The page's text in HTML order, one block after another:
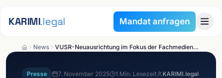
KARIMI.legal Mandat anfragen
News VUSR-Neuausrichtung im Fokus der Fachmedien: Ein Meilenstein für den Reisevertrieb
Presse 7. November 2025 1 Min. Lesezeit KARIMI.legal